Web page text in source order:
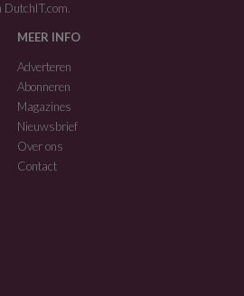
DutchIT.com.
MEER INFO
Adverteren
Abonneren
Magazines
Nieuwsbrief
Over ons
Contact